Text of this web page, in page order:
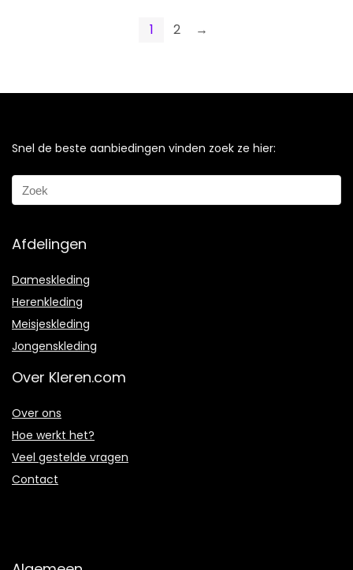
1 2 →
Snel de beste aanbiedingen vinden zoek ze hier:
Afdelingen
Dameskleding
Herenkleding
Meisjeskleding
Jongenskleding
Over Kleren.com
Over ons
Hoe werkt het?
Veel gestelde vragen
Contact